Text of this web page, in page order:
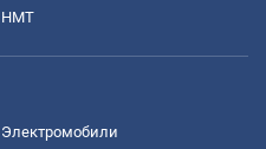
НМТ
Электромобили